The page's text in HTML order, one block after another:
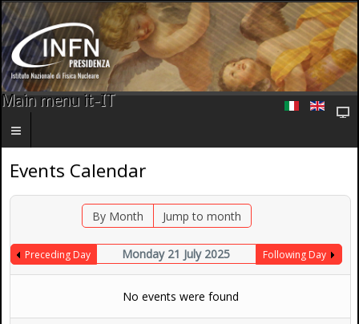
Main menu it-IT
Events Calendar
By Month Jump to month
Preceding Day Monday 21 July 2025 Following Day
No events were found